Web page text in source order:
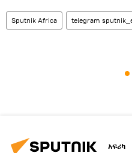
Sputnik Africa telegram
አፍሪካ